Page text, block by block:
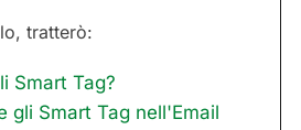
tratterò:
Smart Tag?
gli Smart Tag nell'Email